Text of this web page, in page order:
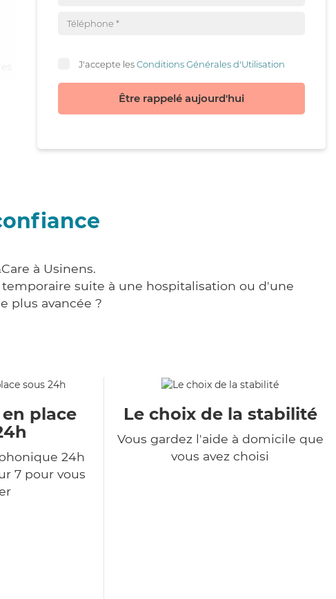
J'accepte lesConditions Générales d'Utilisation
Être rappelé aujourd'hui
à Usinens.
suite à une hospitalisation ou d'une
plus avancée ?
place
24h
7 pour vous
Le choix de la stabilité
Vous gardez l'aide à domicile que
vous avez choisi